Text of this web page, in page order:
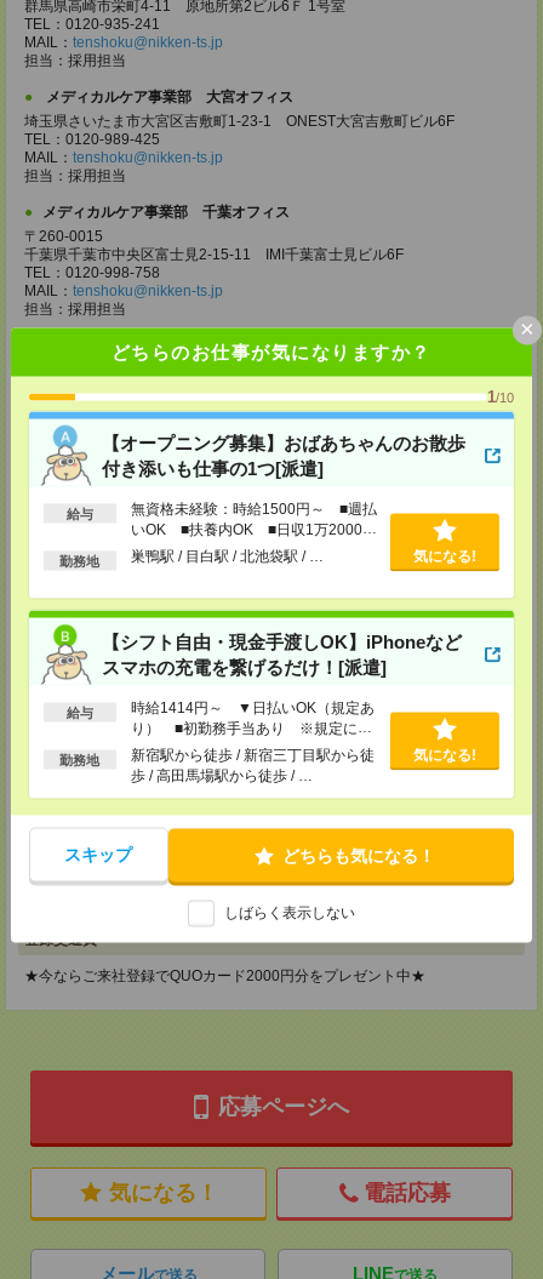
どちらのお仕事が気になりますか？
1/10
【オープニング募集】おばあちゃんのお散歩
付き添いも仕事の1つ[派遣]
給与
無資格未経験：時給1500円～ ■週払
いOK ■扶養内OK ■日収1万2000円
以上
勤務地 巣鴨駅 / 目白駅 / 北池袋駅 / … 気になる!
【シフト自由・現金手渡しOK】iPhoneなど
スマホの充電を繋げるだけ！[派遣]
給与
時給1414円～ ▼日払いOK（規定あ
り） ■初勤務手当あり ※規定によ
る
勤務地
新宿駅から徒歩 / 新宿三丁目駅から徒
歩 / 高田馬場駅から徒歩 / …
気になる!
スキップ どちらも気になる！
しばらく表示しない
×
群馬県高崎市栄町4-11 原地所第2ビル6Ｆ 1号室
TEL：0120-935-241
MAIL： tenshoku@nikken-ts.jp
担当：採用担当
メディカルケア事業部 大宮オフィス
埼玉県さいたま市大宮区吉敷町1-23-1 ONEST大宮吉敷町ビル6F
TEL：0120-989-425
MAIL： tenshoku@nikken-ts.jp
担当：採用担当
メディカルケア事業部 千葉オフィス
〒260-0015
千葉県千葉市中央区富士見2-15-11 IMI千葉富士見ビル6F
TEL：0120-998-758
MAIL： tenshoku@nikken-ts.jp
担当：採用担当
メディカルケア事業部 柏オフィス
tenshoku@nikken-ts.jp
担当：採用担当
メディカルケア事業部 新宿オフィス
東京都新宿区新宿2-3-10 新宿御苑ビル6階
TEL：0120-457-235
MAIL：tenshoku@nikken-ts.jp
東京都立川市錦町1-12-14
TEL：0120-934-200
MAIL： tenshoku@nikken-ts.jp
担当：採用担当
東京都町田市森野1-7-23 大樹生命町田ビル6F
TEL：0120-453-285
MAIL：tenshoku@nikken-ts.jp
担当：採用担当
神奈川県横浜市保土ケ谷区神戸町134 横浜ビジネスパークサウスタワー
2F B区画
TEL：0120-901-799
MAIL：tenshoku@nikken-ts.jp
登録交通費
★今ならご来社登録でQUOカード2000円分をプレゼント中★
応募ページへ
気になる！ 電話応募
メールで送る LINEで送る